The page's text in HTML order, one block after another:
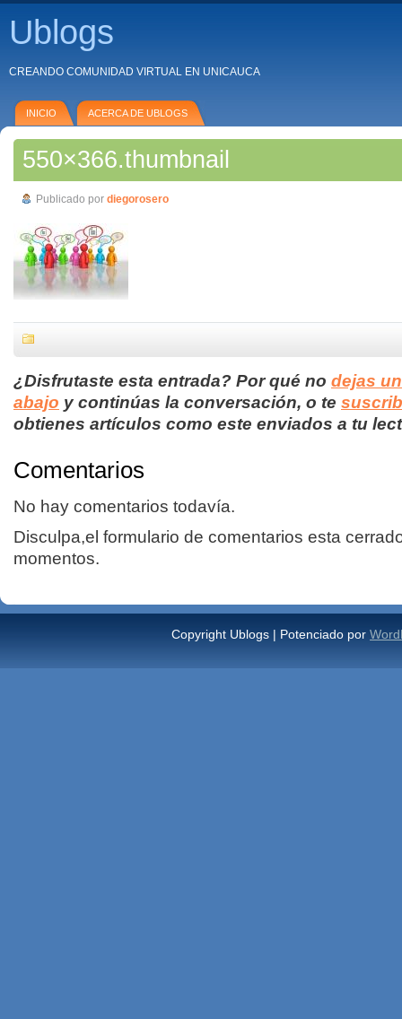
Ublogs
CREANDO COMUNIDAD VIRTUAL EN UNICAUCA
INICIO ACERCA DE UBLOGS
550×366.thumbnail
Publicado por diegorosero
¿Disfrutaste esta entrada? Por qué no dejas
abajo y continúas la conversación, o te
obtienes artículos como este enviados a tu
Comentarios
No hay comentarios todavía.
Disculpa,el formulario de comentarios esta
momentos.
Copyright Ublogs | Potenciado por